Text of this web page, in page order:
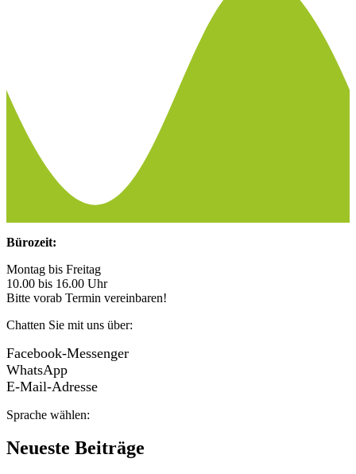
Bürozeit:
Montag bis Freitag
10.00 bis 16.00 Uhr
Bitte vorab Termin vereinbaren!
Chatten Sie mit uns über:
Facebook-Messenger
WhatsApp
E-Mail-Adresse
Sprache wählen:
Neueste Beiträge